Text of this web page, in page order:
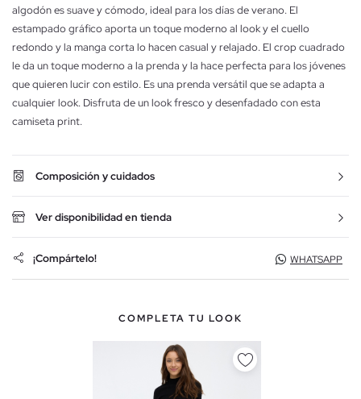
algodón es suave y cómodo, ideal para los días de verano. El
estampado gráfico aporta un toque moderno al look y el cuello
redondo y la manga corta lo hacen casual y relajado. El crop cuadrado
le da un toque moderno a la prenda y la hace perfecta para los jóvenes
que quieren lucir con estilo. Es una prenda versátil que se adapta a
cualquier look. Disfruta de un look fresco y desenfadado con esta
camiseta print.
Composición y cuidados
Ver disponibilidad en tienda
¡Compártelo! WHATSAPP
COMPLETA TU LOOK